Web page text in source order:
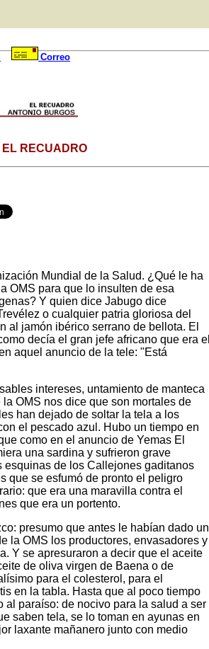
Correo
RECUADRO
Mundial de la Salud. ¿Qué le ha
OMS para que lo insulten de esa
Y quien dice Jabugo dice
o cualquier patria gloriosa del
al jamón ibérico serrano de bellota. El
decía el gran jefe africano que era el
aquel anuncio de la tele: "Está
intereses, untamiento de manteca
OMS nos dice que son mortales de
han dejado de soltar la tela a los
el pescado azul. Hubo un tiempo en
como en el anuncio de Yemas El
una sardina y sufrieron grave
esquinas de los Callejones gaditanos
que se esfumó de pronto el peligro
que era una maravilla contra el
que era un portento.
presumo que antes le habían dado un
la OMS los productores, envasadores y
Y se apresuraron a decir que el aceite
de oliva virgen de Baena o de
para el colesterol, para el
en la tabla. Hasta que al poco tiempo
paraíso: de nocivo para la salud a ser
saben tela, se lo toman en ayunas en
laxante mañanero junto con medio